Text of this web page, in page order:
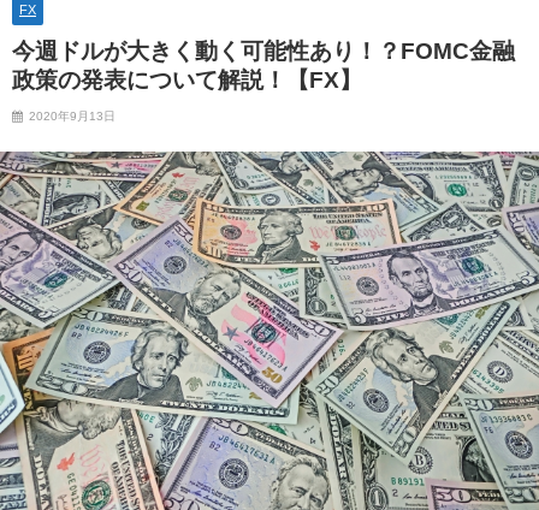
FX
今週ドルが大きく動く可能性あり！？FOMC金融
政策の発表について解説！【FX】
2020年9月13日